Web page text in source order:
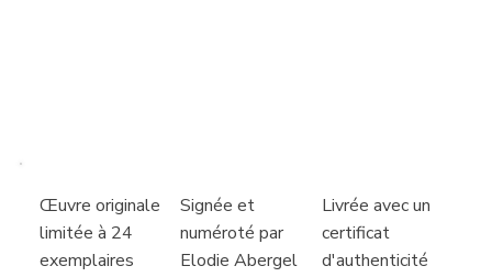
Œuvre originale
limitée à 24
exemplaires
Signée et
numéroté par
Elodie Abergel
Livrée avec un
certificat
d'authenticité